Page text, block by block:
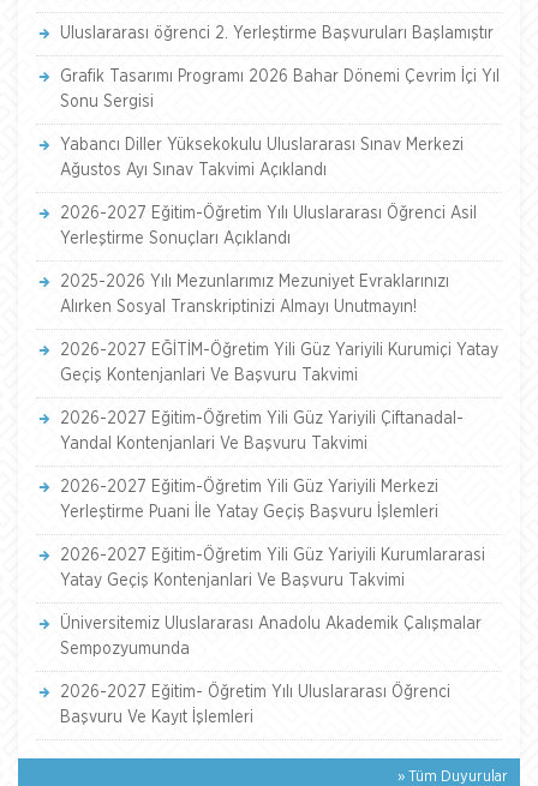
Uluslararası öğrenci 2. Yerleştirme Başvuruları Başlamıştır
Grafik Tasarımı Programı 2026 Bahar Dönemi Çevrim İçi Yıl
Sonu Sergisi
Yabancı Diller Yüksekokulu Uluslararası Sınav Merkezi
Ağustos Ayı Sınav Takvimi Açıklandı
2026-2027 Eğitim-Öğretim Yılı Uluslararası Öğrenci Asil
Yerleştirme Sonuçları Açıklandı
2025-2026 Yılı Mezunlarımız Mezuniyet Evraklarınızı
Alırken Sosyal Transkriptinizi Almayı Unutmayın!
2026-2027 EĞİTİM-Öğretim Yili Güz Yariyili Kurumiçi Yatay
Geçiş Kontenjanlari Ve Başvuru Takvimi
2026-2027 Eğitim-Öğretim Yili Güz Yariyili Çiftanadal-
Yandal Kontenjanlari Ve Başvuru Takvimi
2026-2027 Eğitim-Öğretim Yili Güz Yariyili Merkezi
Yerleştirme Puani İle Yatay Geçiş Başvuru İşlemleri
2026-2027 Eğitim-Öğretim Yili Güz Yariyili Kurumlararasi
Yatay Geçiş Kontenjanlari Ve Başvuru Takvimi
Üniversitemiz Uluslararası Anadolu Akademik Çalışmalar
Sempozyumunda
2026-2027 Eğitim- Öğretim Yılı Uluslararası Öğrenci
Başvuru Ve Kayıt İşlemleri
» Tüm Duyurular